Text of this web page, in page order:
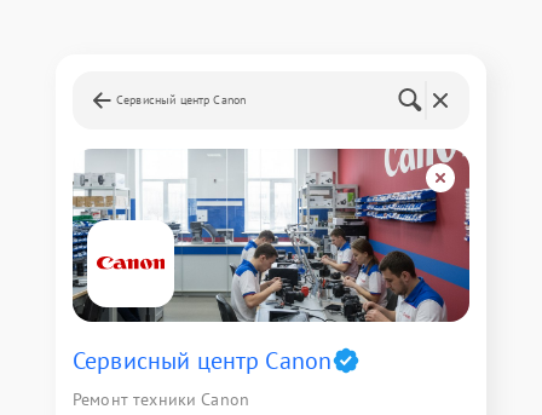
Сервисный центр Canon
Сервисный центр Canon
Ремонт техники Canon